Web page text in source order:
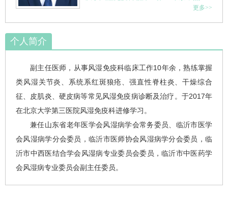
更多>>
个人简介
副主任医师，从事风湿免疫科临床工作10年余，熟练掌握
类风湿关节炎、系统系红斑狼疮、强直性脊柱炎、干燥综合
征、皮肌炎、 硬皮病等常见风湿免疫病诊断及治疗。于2017年
在北京大学第三医院风湿免疫科进修学习。
兼任山东省老年医学会风湿病学会常务委员、临沂市医学
会风湿病学分会委员，临沂市医师协会风湿病学分会委员，临
沂市中西医结合学会风湿病专业委员会委员，临沂市中医药学
会风湿病专业委员会副主任委员。